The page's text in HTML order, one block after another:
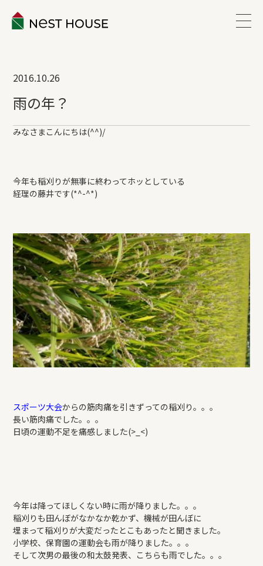
ABOUT
WORKS
ESTATE
REFORM
BLOG
COMPANY
モデルハウス来場予約
2016.10.26
雨の年？
みなさまこんにちは(^^)/
今年も稲刈りが無事に終わってホッとしている
経理の藤井です(*^-^*)
スポーツ大会からの筋肉痛を引きずっての稲刈り。。。
長い筋肉痛でした。。。
日頃の運動不足を痛感しました(>_<)
今年は降ってほしくない時に雨が降りました。。。
稲刈りも田んぼがなかなか乾かず、機械が田んぼに
埋まって稲刈りが大変だったとこもあったと聞きました。
小学校、保育園の運動会も雨が降りました。。。
そして次男の最後の和太鼓発表、こちらも雨でした。。。